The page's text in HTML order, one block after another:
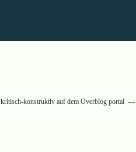
kritisch-konstruktivauf dem Overblog portal